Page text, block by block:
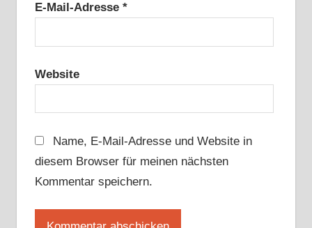
E-Mail-Adresse *
Website
Name, E-Mail-Adresse und Website in
diesem Browser für meinen nächsten
Kommentar speichern.